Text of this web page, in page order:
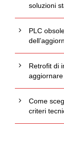
soluzioni
PLC
Retrofit di
aggiornare
Come
criteri